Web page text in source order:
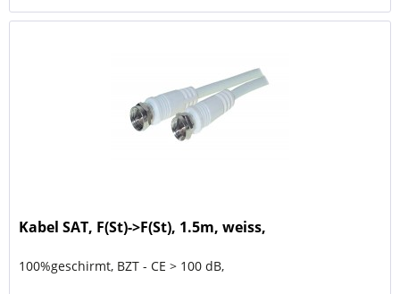
Kabel SAT, F(St)->F(St), 1.5m, weiss,
100%geschirmt, BZT - CE > 100 dB,